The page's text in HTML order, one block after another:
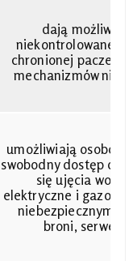
dają
chronionej paczek i
mechanizmów
umożliwiają
swobodny dostęp do
się ujęcia
elektryczne i
niebezpiecznymi,
broni,